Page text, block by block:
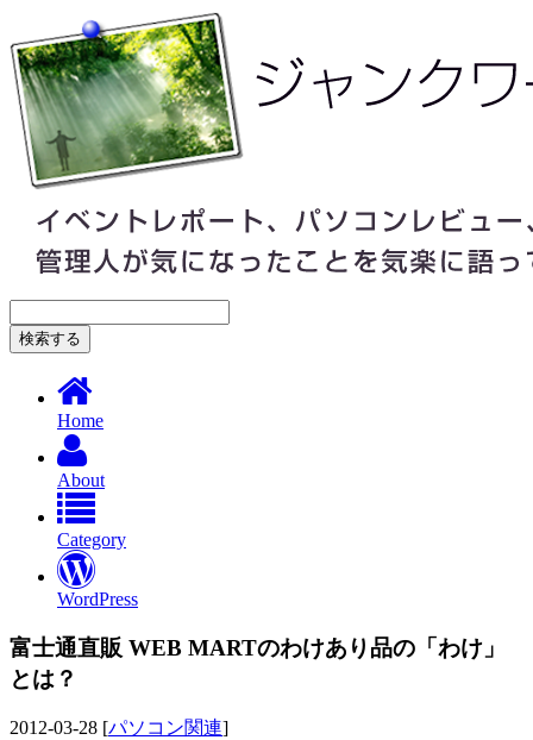
Home
About
Category
WordPress
富士通直販 WEB MARTのわけあり品の「わけ」
とは？
2012-03-28 [パソコン関連]